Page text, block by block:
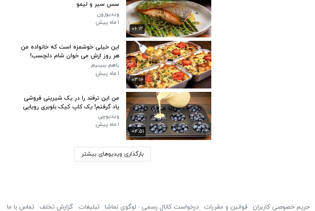
۰۶:۱۲
سس سیر و لیمو
ویدیوزون
۱ ماه پیش
۰۳:۱۶
این خیلی خوشمزه است که خانواده من
هر روز ازش می خوان شام دلچسب!
باهم ببینیم
۱ ماه پیش
۰۴:۵۱
من این ترفند را در یک شیرینی فروشی
یاد گرفتم! یک کاپ کیک بلوبری رویایی
در ۴ دقیقه!
ویدیوچی
۱ ماه پیش
بارگذاری ویدیوهای بیشتر
حریم خصوصی کاربران قوانین و مقررات درخواست کانال رسمی لوگوی نماشا تبلیغات گزارش تخلف تماس با ما